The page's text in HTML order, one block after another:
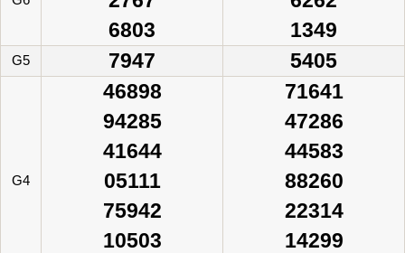
6803
1349
G5 7947 5405
G4
46898
94285
41644
05111
75942
10503
71641
47286
44583
88260
22314
14299